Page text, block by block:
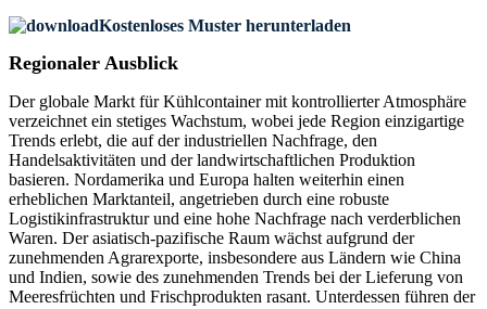
Kostenloses Muster herunterladen
Regionaler Ausblick
Der globale Markt für Kühlcontainer mit kontrollierter Atmosphäre
verzeichnet ein stetiges Wachstum, wobei jede Region einzigartige
Trends erlebt, die auf der industriellen Nachfrage, den
Handelsaktivitäten und der landwirtschaftlichen Produktion
basieren. Nordamerika und Europa halten weiterhin einen
erheblichen Marktanteil, angetrieben durch eine robuste
Logistikinfrastruktur und eine hohe Nachfrage nach verderblichen
Waren. Der asiatisch-pazifische Raum wächst aufgrund der
zunehmenden Agrarexporte, insbesondere aus Ländern wie China
und Indien, sowie des zunehmenden Trends bei der Lieferung von
Meeresfrüchten und Frischprodukten rasant. Unterdessen führen der